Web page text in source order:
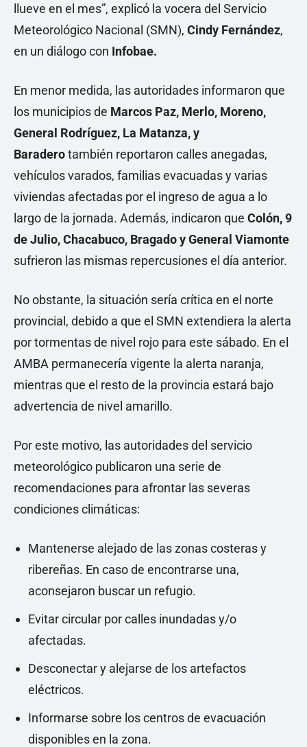
llueve en el mes”, explicó la vocera del Servicio
Meteorológico Nacional (SMN), Cindy Fernández,
en un diálogo con Infobae.
En menor medida, las autoridades informaron que
los municipios de Marcos Paz, Merlo, Moreno,
General Rodríguez, La Matanza, y
Baraderotambién reportaron calles anegadas,
vehículos varados, familias evacuadas y varias
viviendas afectadas por el ingreso de agua a lo
largo de la jornada. Además, indicaron que Colón, 9
de Julio, Chacabuco, Bragado y General Viamonte
sufrieron las mismas repercusiones el día anterior.
No obstante, la situación sería crítica en el norte
provincial, debido a que el SMN extendiera la alerta
por tormentas de nivel rojo para este sábado. En el
AMBA permanecería vigente la alerta naranja,
mientras que el resto de la provincia estará bajo
advertencia de nivel amarillo.
Por este motivo, las autoridades del servicio
meteorológico publicaron una serie de
recomendaciones para afrontar las severas
condiciones climáticas:
Mantenerse alejado de las zonas costeras y
ribereñas. En caso de encontrarse una,
aconsejaron buscar un refugio.
Evitar circular por calles inundadas y/o
afectadas.
Desconectar y alejarse de los artefactos
eléctricos.
Informarse sobre los centros de evacuación
disponibles en la zona.